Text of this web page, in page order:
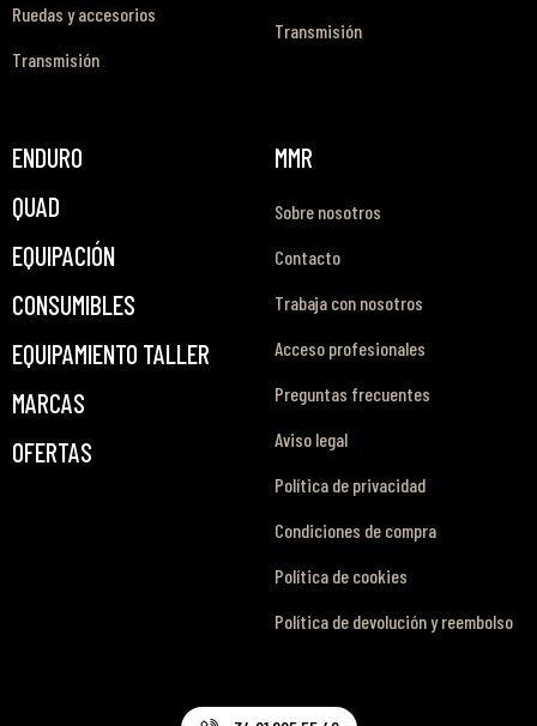
Ruedas y accesorios
Transmisión
Transmisión
ENDURO
QUAD
EQUIPACIÓN
CONSUMIBLES
EQUIPAMIENTO TALLER
MARCAS
OFERTAS
MMR
Sobre nosotros
Contacto
Trabaja con nosotros
Acceso profesionales
Preguntas frecuentes
Aviso legal
Política de privacidad
Condiciones de compra
Política de cookies
Política de devolución y reembolso